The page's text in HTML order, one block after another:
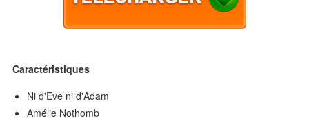
Caractéristiques
Ni d'Eve ni d'Adam
Amélie Nothomb